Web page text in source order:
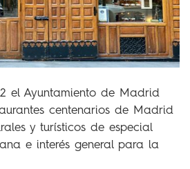
el Ayuntamiento de Madrid
centenarios de Madrid
y turísticos de especial
e interés general para la